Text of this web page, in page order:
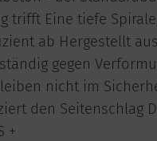
trifft Eine tiefe
ab Hergestellt
gegen
nicht im
den Seitenschlag
+